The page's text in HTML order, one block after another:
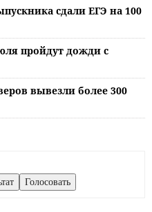
сдали ЕГЭ на 100
пройдут дожди с
вывезли более 300